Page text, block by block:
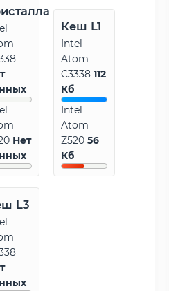
Нет
Кеш L1
Intel
Atom
C3338112
Кб
Intel
Atom
Z52056
Кб
L3